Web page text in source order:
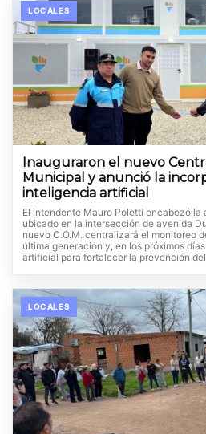
LOCALES
Inauguraron el nuevo
Municipal y anunció la
inteligencia artificial
El intendente Mauro Poletti encabezó
ubicado en la intersección de avenida
nuevo C.O.M. centralizará el monitoreo
última generación y, en los próximos
artificial para fortalecer la prevención
LOCALES